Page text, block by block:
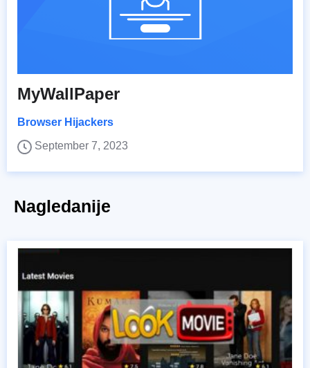
MyWallPaper
Browser Hijackers
September 7, 2023
Nagledanije